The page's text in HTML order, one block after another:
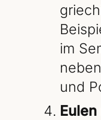
im
und